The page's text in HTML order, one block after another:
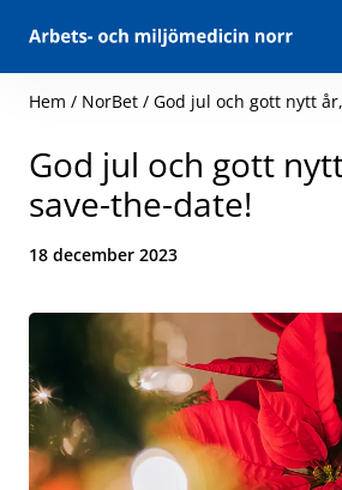
Hem / NorBet / God jul och gott nytt
God jul och gott
save-the-date!
Datum:
18 december 2023